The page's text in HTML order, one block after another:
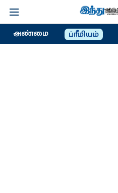
அண்மை ப்ரீமியம்